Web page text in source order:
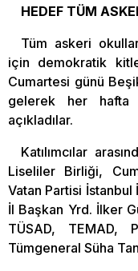
HEDEF TÜM
Tüm askeri
için demokratik
Cumartesi günü
gelerek her hafta
açıkladılar.
Katılımcılar
Liseliler Birliği,
Vatan Partisi İstanbul
İl Başkan Yrd. İlker
TÜSAD,
Tümgeneral Süha